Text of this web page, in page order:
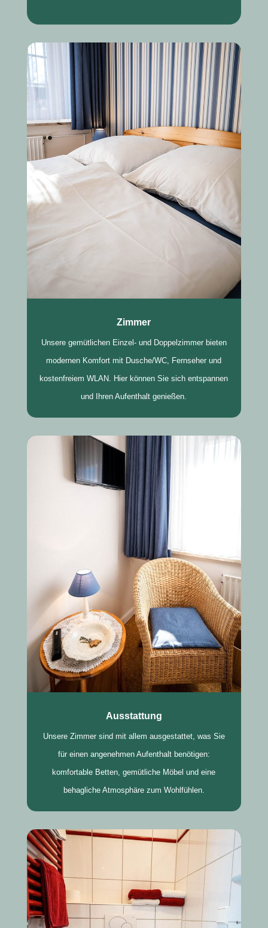
Zimmer
Unsere gemütlichen Einzel- und Doppelzimmer bieten
modernen Komfort mit Dusche/WC, Fernseher und
kostenfreiem WLAN. Hier können Sie sich entspannen
und Ihren Aufenthalt genießen.
Ausstattung
Unsere Zimmer sind mit allem ausgestattet, was Sie
für einen angenehmen Aufenthalt benötigen:
komfortable Betten, gemütliche Möbel und eine
behagliche Atmosphäre zum Wohlfühlen.